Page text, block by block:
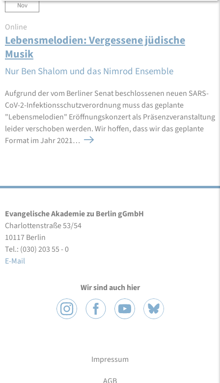
Nov
Online
Lebensmelodien: Vergessene jüdische
Musik
Nur Ben Shalom und das Nimrod Ensemble
Aufgrund der vom Berliner Senat beschlossenen neuen SARS-
CoV-2-Infektionsschutzverordnung muss das geplante
"Lebensmelodien" Eröffnungskonzert als Präsenzveranstaltung
leider verschoben werden. Wir hoffen, dass wir das geplante
Format im Jahr 2021…
Evangelische Akademie zu Berlin gGmbH
Charlottenstraße 53/54
10117 Berlin
Tel.: (030) 203 55 - 0
E-Mail
Wir sind auch hier
Impressum